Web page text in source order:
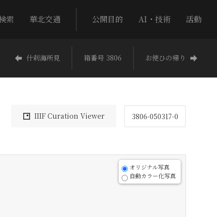
索 華北交通 公開目的 AI・技術 活動
什刹海所見 箱番号 3806 お使ひの帰り
IIIF Curation Viewer 3806-050317-0
オリジナル写真
自動カラー化写真